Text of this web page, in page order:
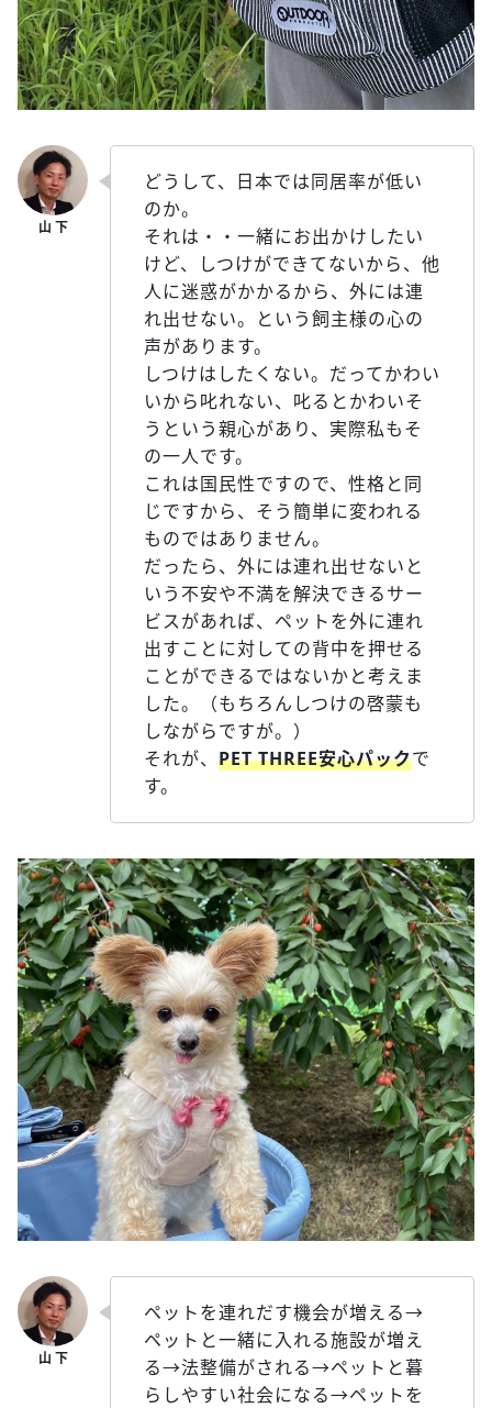
どうして、日本では同居率が低い
のか。
それは・・一緒にお出かけしたい
けど、しつけができてないから、他
人に迷惑がかかるから、外には連
れ出せない。という飼主様の心の
声があります。
しつけはしたくない。だってかわい
いから叱れない、叱るとかわいそ
うという親心があり、実際私もそ
の一人です。
これは国民性ですので、性格と同
じですから、そう簡単に変われる
ものではありません。
だったら、外には連れ出せないと
いう不安や不満を解決できるサー
ビスがあれば、ペットを外に連れ
出すことに対しての背中を押せる
ことができるではないかと考えま
した。（もちろんしつけの啓蒙も
しながらですが。）
それが、 PET THREE安心パックで
す。
ペットを連れだす機会が増える→
ペットと一緒に入れる施設が増え
る→法整備がされる→ペットと暮
らしやすい社会になる→ペットを